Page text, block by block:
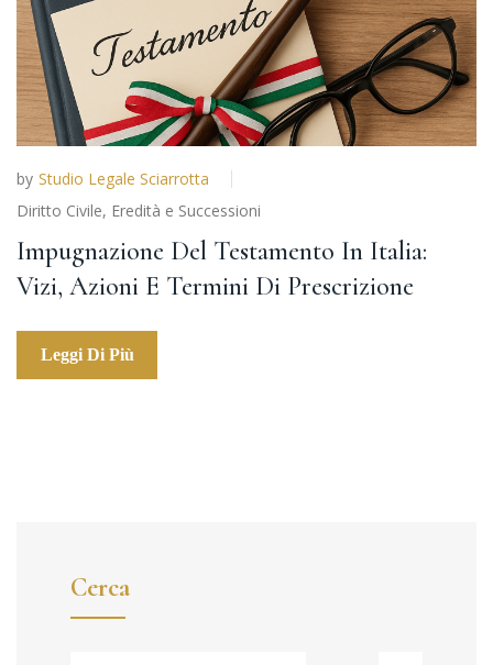
by Studio Legale Sciarrotta
Diritto Civile, Eredità e Successioni
Impugnazione Del Testamento In Italia:
Vizi, Azioni E Termini Di Prescrizione
Leggi Di Più
Cerca